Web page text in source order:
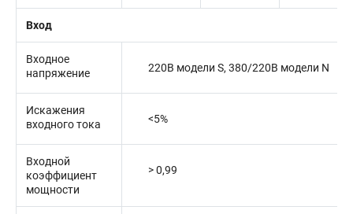
Вход
Входное
напряжение
220В модели S, 380/220В модели N
Искажения
входного тока
<5%
Входной
коэффициент
мощности
> 0,99